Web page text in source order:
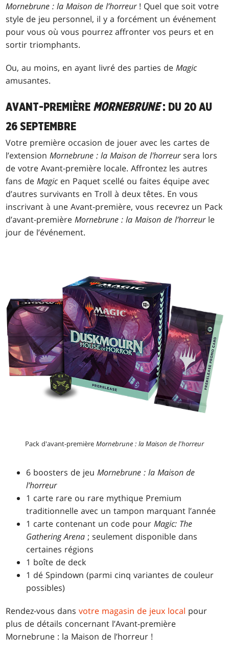
Mornebrune : la Maison de l’horreur! Quel que soit votre
style de jeu personnel, il y a forcément un événement
pour vous où vous pourrez affronter vos peurs et en
sortir triomphants.
Ou, au moins, en ayant livré des parties deMagic
amusantes.
AVANT-PREMIÈRE MORNEBRUNE: DU 20 AU
26 SEPTEMBRE
Votre première occasion de jouer avec les cartes de
l’extensionMornebrune : la Maison de l'horreursera lors
de votre Avant-première locale. Affrontez les autres
fans deMagic en Paquet scellé ou faites équipe avec
d’autres survivants en Troll à deux têtes. En vous
inscrivant à une Avant-première, vous recevrez un Pack
d’avant-premièreMornebrune : la Maison de l’horreurle
jour de l’événement.
Pack d'avant-première Mornebrune : la Maison de l'horreur
6 boosters de jeuMornebrune : la Maison de
l’horreur
1 carte rare ou rare mythique Premium
traditionnelle avec un tampon marquant l’année
1 carte contenant un code pourMagic: The
Gathering Arena ; seulement disponible dans
certaines régions
1 boîte de deck
1 dé Spindown (parmi cinq variantes de couleur
possibles)
Rendez-vous dansvotre magasin de jeux local pour
plus de détails concernant l’Avant-première
Mornebrune : la Maison de l’horreur !